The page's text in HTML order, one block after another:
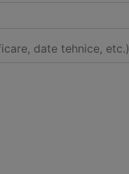
date tehnice, etc.)